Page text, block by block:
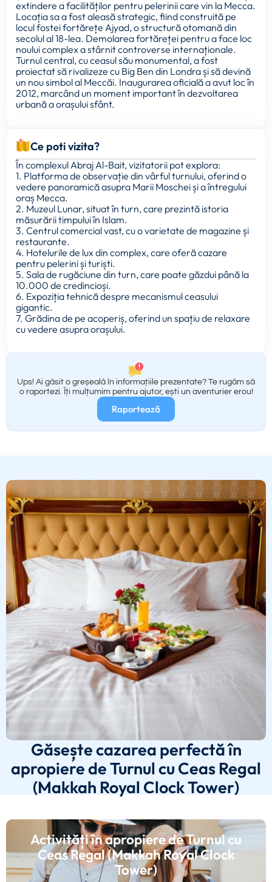
extindere a facilităților pentru pelerinii care vin la Mecca.
Locația sa a fost aleasă strategic, fiind construită pe
locul fostei fortărețe Ajyad, o structură otomană din
secolul al 18-lea. Demolarea fortăreței pentru a face loc
noului complex a stârnit controverse internaționale.
Turnul central, cu ceasul său monumental, a fost
proiectat să rivalizeze cu Big Ben din Londra și să devină
un nou simbol al Meccăi. Inaugurarea oficială a avut loc în
2012, marcând un moment important în dezvoltarea
urbană a orașului sfânt.
Ce poti vizita?
În complexul Abraj Al-Bait, vizitatorii pot explora:
1. Platforma de observație din vârful turnului, oferind o
vedere panoramică asupra Marii Moschei și a întregului
oraș Mecca.
2. Muzeul Lunar, situat în turn, care prezintă istoria
măsurării timpului în Islam.
3. Centrul comercial vast, cu o varietate de magazine și
restaurante.
4. Hotelurile de lux din complex, care oferă cazare
pentru pelerini și turiști.
5. Sala de rugăciune din turn, care poate găzdui până la
10.000 de credincioși.
6. Expoziția tehnică despre mecanismul ceasului
gigantic.
7. Grădina de pe acoperiș, oferind un spațiu de relaxare
cu vedere asupra orașului.
Ups! Ai găsit o greșeală în informațiile prezentate? Te rugăm să
o raportezi. Îți mulțumim pentru ajutor, ești un aventurier erou!
Raportează
Găsește cazarea perfectă în
apropiere de Turnul cu Ceas Regal
(Makkah Royal Clock Tower)
Activități în apropiere de Turnul cu
Ceas Regal (Makkah Royal Clock
Tower)